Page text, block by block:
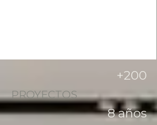
PROYECTOS
+200
8 años